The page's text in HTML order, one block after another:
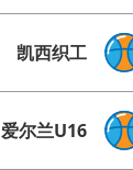
凯西织工
爱尔兰U16